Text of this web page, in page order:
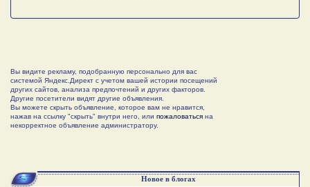
Вы видите рекламу, подобранную персонально для вас
системой Яндекс.Директ с учетом вашей истории посещений
других сайтов, анализа предпочтений и других факторов.
Другие посетители видят другие объявления.
Вы можете скрыть объявление, которое вам не нравится,
нажав на ссылку "скрыть" внутри него, или пожаловаться на
некорректное объявление администратору.
Новое в блогах